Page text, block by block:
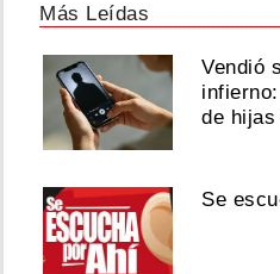
Más Leídas
Vendió
de
Se